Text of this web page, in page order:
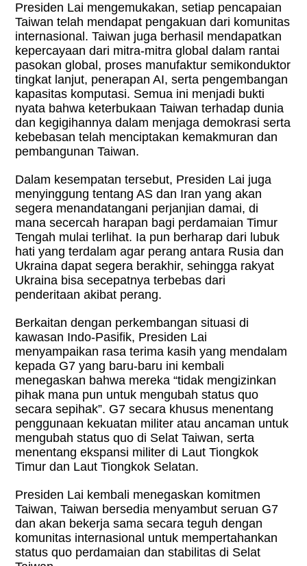
Presiden Lai mengemukakan, setiap pencapaian
Taiwan telah mendapat pengakuan dari komunitas
internasional. Taiwan juga berhasil mendapatkan
kepercayaan dari mitra-mitra global dalam rantai
pasokan global, proses manufaktur semikonduktor
tingkat lanjut, penerapan AI, serta pengembangan
kapasitas komputasi. Semua ini menjadi bukti
nyata bahwa keterbukaan Taiwan terhadap dunia
dan kegigihannya dalam menjaga demokrasi serta
kebebasan telah menciptakan kemakmuran dan
pembangunan Taiwan.
Dalam kesempatan tersebut, Presiden Lai juga
menyinggung tentang AS dan Iran yang akan
segera menandatangani perjanjian damai, di
mana secercah harapan bagi perdamaian Timur
Tengah mulai terlihat. Ia pun berharap dari lubuk
hati yang terdalam agar perang antara Rusia dan
Ukraina dapat segera berakhir, sehingga rakyat
Ukraina bisa secepatnya terbebas dari
penderitaan akibat perang.
Berkaitan dengan perkembangan situasi di
kawasan Indo-Pasifik, Presiden Lai
menyampaikan rasa terima kasih yang mendalam
kepada G7 yang baru-baru ini kembali
menegaskan bahwa mereka “tidak mengizinkan
pihak mana pun untuk mengubah status quo
secara sepihak”. G7 secara khusus menentang
penggunaan kekuatan militer atau ancaman untuk
mengubah status quo di Selat Taiwan, serta
menentang ekspansi militer di Laut Tiongkok
Timur dan Laut Tiongkok Selatan.
Presiden Lai kembali menegaskan komitmen
Taiwan, Taiwan bersedia menyambut seruan G7
dan akan bekerja sama secara teguh dengan
komunitas internasional untuk mempertahankan
status quo perdamaian dan stabilitas di Selat